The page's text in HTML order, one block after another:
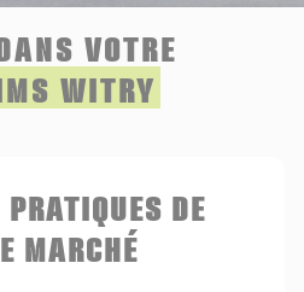
VOTRE
WITRY
DE
MARCHÉ